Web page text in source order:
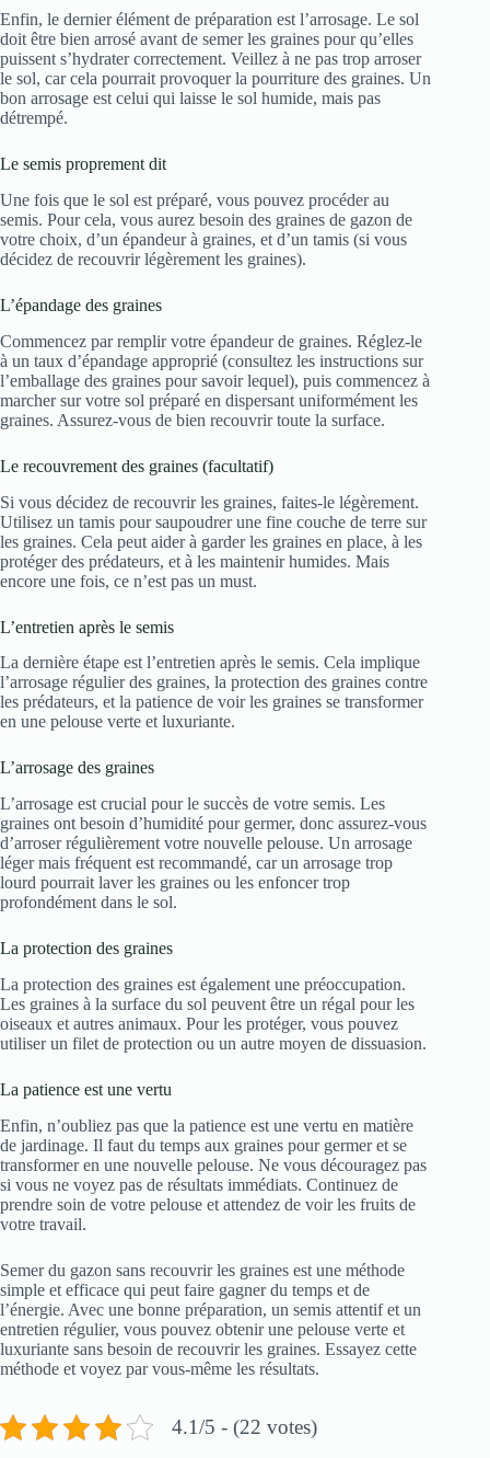
Enfin, le dernier élément de préparation est l’arrosage. Le sol
doit être bien arrosé avant de semer les graines pour qu’elles
puissent s’hydrater correctement. Veillez à ne pas trop arroser
le sol, car cela pourrait provoquer la pourriture des graines. Un
bon arrosage est celui qui laisse le sol humide, mais pas
détrempé.
Le semis proprement dit
Une fois que le sol est préparé, vous pouvez procéder au
semis. Pour cela, vous aurez besoin des graines de gazon de
votre choix, d’un épandeur à graines, et d’un tamis (si vous
décidez de recouvrir légèrement les graines).
L’épandage des graines
Commencez par remplir votre épandeur de graines. Réglez-le
à un taux d’épandage approprié (consultez les instructions sur
l’emballage des graines pour savoir lequel), puis commencez à
marcher sur votre sol préparé en dispersant uniformément les
graines. Assurez-vous de bien recouvrir toute la surface.
Le recouvrement des graines (facultatif)
Si vous décidez de recouvrir les graines, faites-le légèrement.
Utilisez un tamis pour saupoudrer une fine couche de terre sur
les graines. Cela peut aider à garder les graines en place, à les
protéger des prédateurs, et à les maintenir humides. Mais
encore une fois, ce n’est pas un must.
L’entretien après le semis
La dernière étape est l’entretien après le semis. Cela implique
l’arrosage régulier des graines, la protection des graines contre
les prédateurs, et la patience de voir les graines se transformer
en une pelouse verte et luxuriante.
L’arrosage des graines
L’arrosage est crucial pour le succès de votre semis. Les
graines ont besoin d’humidité pour germer, donc assurez-vous
d’arroser régulièrement votre nouvelle pelouse. Un arrosage
léger mais fréquent est recommandé, car un arrosage trop
lourd pourrait laver les graines ou les enfoncer trop
profondément dans le sol.
La protection des graines
La protection des graines est également une préoccupation.
Les graines à la surface du sol peuvent être un régal pour les
oiseaux et autres animaux. Pour les protéger, vous pouvez
utiliser un filet de protection ou un autre moyen de dissuasion.
La patience est une vertu
Enfin, n’oubliez pas que la patience est une vertu en matière
de jardinage. Il faut du temps aux graines pour germer et se
transformer en une nouvelle pelouse. Ne vous découragez pas
si vous ne voyez pas de résultats immédiats. Continuez de
prendre soin de votre pelouse et attendez de voir les fruits de
votre travail.
Semer du gazon sans recouvrir les graines est une méthode
simple et efficace qui peut faire gagner du temps et de
l’énergie. Avec une bonne préparation, un semis attentif et un
entretien régulier, vous pouvez obtenir une pelouse verte et
luxuriante sans besoin de recouvrir les graines. Essayez cette
méthode et voyez par vous-même les résultats.
4.1/5 - (22 votes)